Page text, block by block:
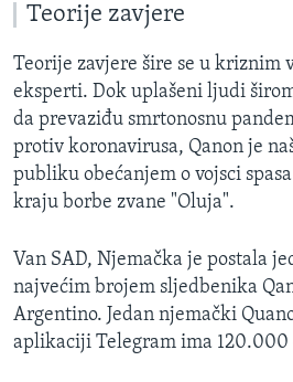
Teorije zavjere
Teorije zavjere šire se u kriznim
eksperti. Dok uplašeni ljudi
da prevaziđu smrtonosnu
protiv koronavirusa, Qanon je
publiku obećanjem o vojsci
kraju borbe zvane "Oluja".
Van SAD, Njemačka je postala
najvećim brojem sljedbenika
Argentino. Jedan njemački
aplikaciji Telegram ima 120.000